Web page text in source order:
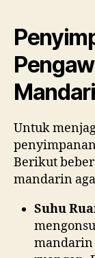
Untuk
Berikut
mandarin
Suhu
mandarin